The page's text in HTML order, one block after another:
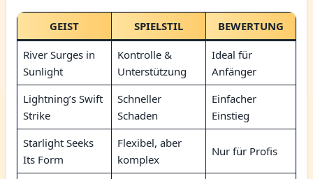
GEIST SPIELSTIL BEWERTUNG
River Surges in
Sunlight
Kontrolle &
Unterstützung
Ideal für
Anfänger
Lightning’s Swift
Strike
Schneller
Schaden
Einfacher
Einstieg
Starlight Seeks
Its Form
Flexibel, aber
komplex
Nur für Profis